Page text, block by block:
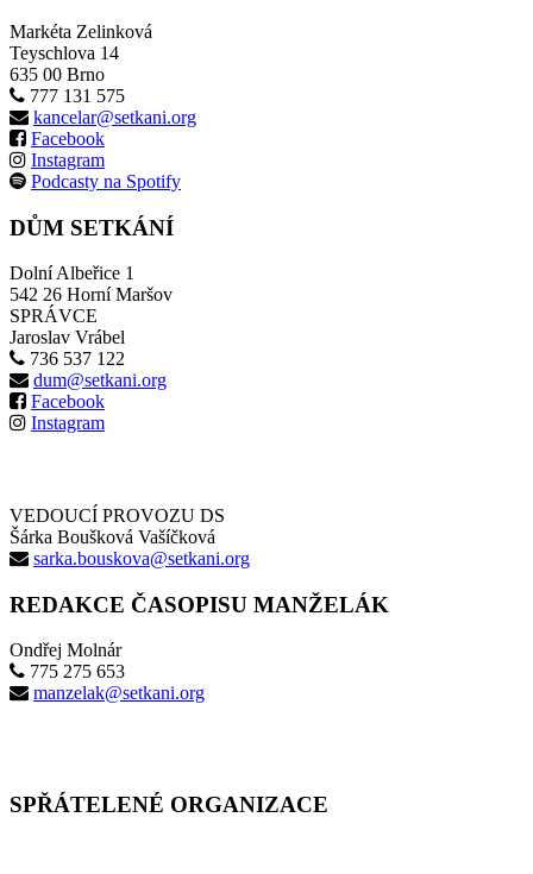
Markéta Zelinková
Teyschlova 14
635 00 Brno
777 131 575
kancelar@setkani.org
Facebook
Instagram
Podcasty na Spotify
DŮM SETKÁNÍ
Dolní Albeřice 1
542 26 Horní Maršov
SPRÁVCE
Jaroslav Vrábel
736 537 122
dum@setkani.org
Facebook
Instagram
VEDOUCÍ PROVOZU DS
Šárka Boušková Vašíčková
sarka.bouskova@setkani.org
REDAKCE ČASOPISU MANŽELÁK
Ondřej Molnár
775 275 653
manzelak@setkani.org
SPŘÁTELENÉ ORGANIZACE